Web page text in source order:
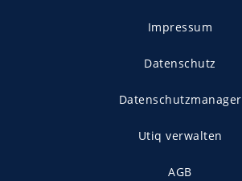
Impressum
Datenschutz
Datenschutzmanager
Utiq verwalten
AGB